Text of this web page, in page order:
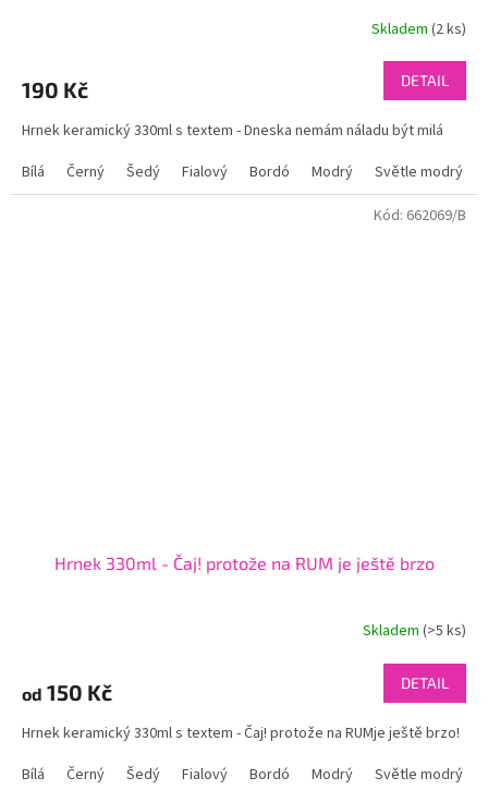
Skladem (2 ks)
190 Kč DETAIL
Hrnek keramický 330ml s textem - Dneska nemám náladu být milá
Bílá
Černý Šedý Fialový Bordó Modrý Světle modrý
Hrnek 330ml - Čaj! protože na RUM je ještě brzo
Skladem (>5 ks)
od 150 Kč DETAIL
Hrnek keramický 330ml s textem - Čaj! protože na RUMje ještě brzo!
Bílá
Černý Šedý Fialový Bordó Modrý Světle modrý
Kód: 662069/B